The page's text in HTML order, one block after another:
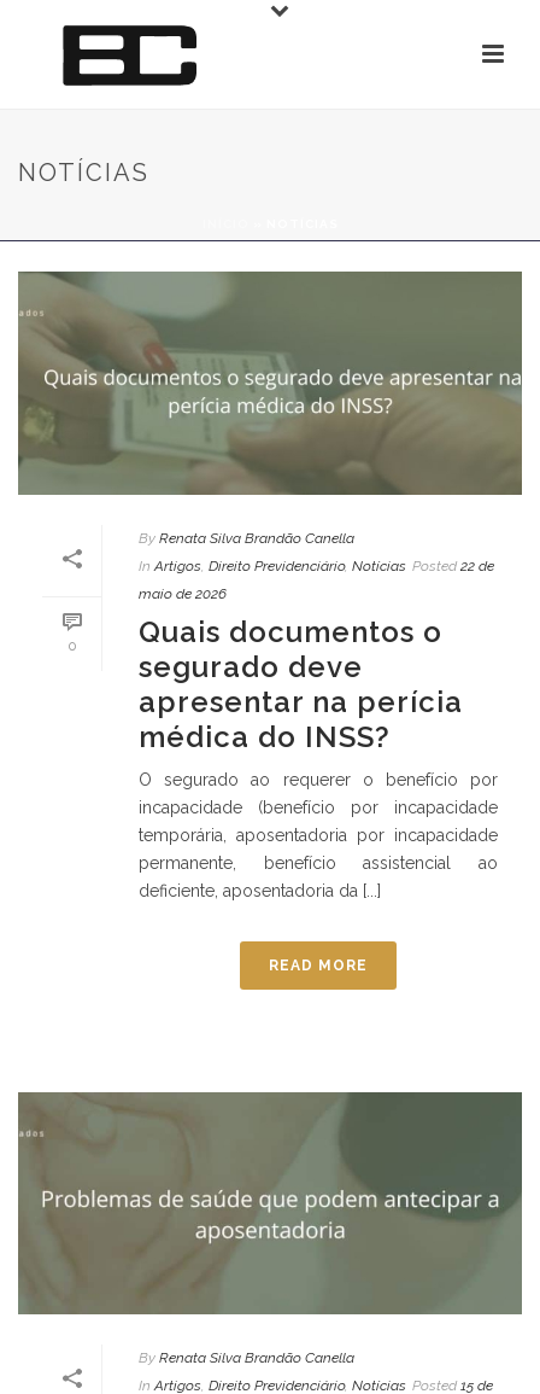
NOTÍCIAS
0
By Renata Silva Brandão Canella
In Artigos Direito Previdenciário, Notícias Posted 22 de
maio de 2026
Quais documentos o
segurado deve
apresentar na perícia
médica do INSS?
O segurado ao requerer o benefício por
incapacidade (benefício por incapacidade
temporária, aposentadoria por incapacidade
permanente, benefício assistencial ao
deficiente, aposentadoria da [...]
READ MORE
By Renata Silva Brandão Canella
In Artigos, Direito Previdenciário, Notícias Posted 15 de